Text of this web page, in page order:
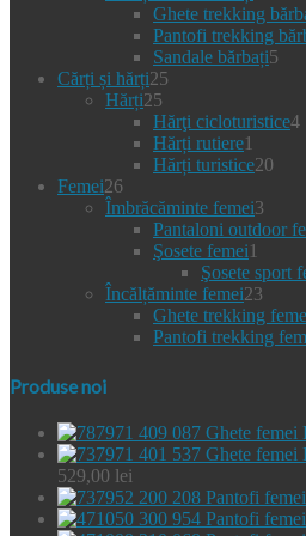
Ghete trekking
Pantofi trekking
Sandale bărbați5
Cărți și hărți25
produse
Hărți25
de
produse
Hărţi cicloturistice44
Hărți rutiere1
produs
Hărți turistice20
Femei2626
de
produse
Îmbrăcăminte femei3
Pantaloni outdoor
Şosete femei1
Şosete sport
Încălțăminte femei23
de
Ghete trekking
Pantofi trekking
Produse noi
Ghete femei
Ghete femei
529,00 lei
Pantofi
Pantofi